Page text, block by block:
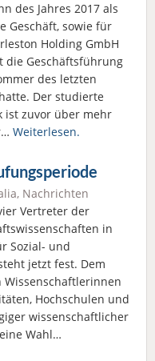
des Jahres 2017 als
Geschäft, sowie für
Holding GmbH
die Geschäftsführung
des letzten
Der studierte
ist zuvor über mehr
Weiterlesen.
, Nachrichten
Vertreter der
in
Sozial- und
jetzt fest. Dem
Hochschulen und
wissenschaftlicher
Wahl…